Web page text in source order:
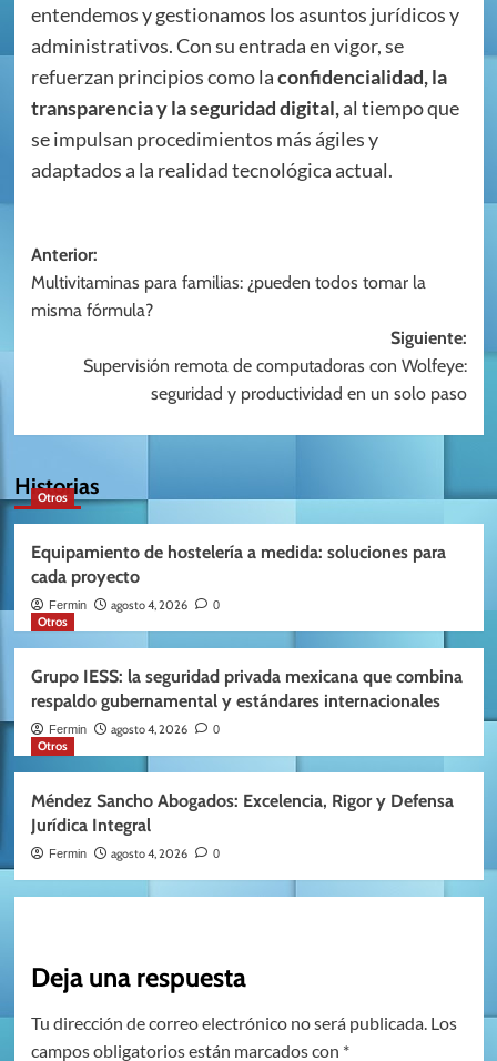
entendemos y gestionamos los asuntos jurídicos y
administrativos. Con su entrada en vigor, se
refuerzan principios como laconfidencialidad, la
transparencia y la seguridad digital,al tiempo que
se impulsan procedimientos más ágiles y
adaptados a la realidad tecnológica actual.
Navegación
de
entradas
Anterior:
Multivitaminas para familias: ¿pueden todos tomar la
misma fórmula?
Siguiente:
Supervisión remota de computadoras con Wolfeye:
seguridad y productividad en un solo paso
Historias
Otros
Equipamiento de hostelería a medida: soluciones para
cada proyecto
Fermin agosto 4, 2026 0
Otros
Grupo IESS: la seguridad privada mexicana que combina
respaldo gubernamental y estándares internacionales
Fermin agosto 4, 2026 0
Otros
Méndez Sancho Abogados: Excelencia, Rigor y Defensa
Jurídica Integral
Fermin agosto 4, 2026 0
Deja una respuesta
Tu dirección de correo electrónico no será publicada. Los
campos obligatorios están marcados con *